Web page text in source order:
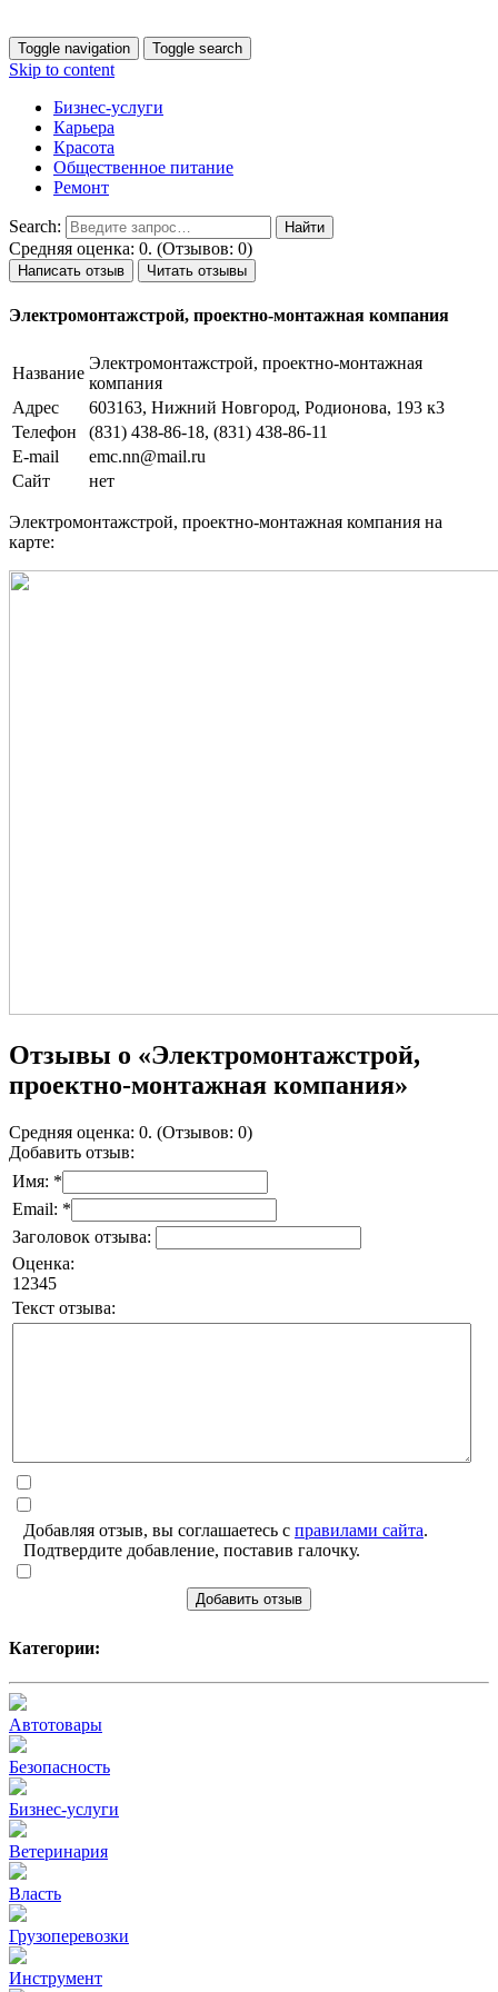
Toggle navigation Toggle search
Skip to content
Бизнес-услуги
Карьера
Красота
Общественное питание
Ремонт
Search:
Средняя оценка: 0. (Отзывов: 0)
Написать отзыв Читать отзывы
Электромонтажстрой, проектно-монтажная компания
Название
Электромонтажстрой, проектно-монтажная
компания
Адрес
603163, Нижний Новгород, Родионова, 193 к3
Телефон
(831) 438-86-18, (831) 438-86-11
E-mail
emc.nn@mail.ru
Сайт
нет
Электромонтажстрой, проектно-монтажная компания на
карте:
Отзывы о «Электромонтажстрой,
проектно-монтажная компания»
Средняя оценка: 0. (Отзывов: 0)
Добавить отзыв:
Имя: *
Email: *
Заголовок отзыва:
Оценка:
1 2345
Текст отзыва:
Добавляя отзыв, вы соглашаетесь с правилами сайта.
Подтвердите добавление, поставив галочку.
Добавить отзыв
Категории:
Автотовары
Безопасность
Бизнес-услуги
Ветеринария
Власть
Грузоперевозки
Инструмент